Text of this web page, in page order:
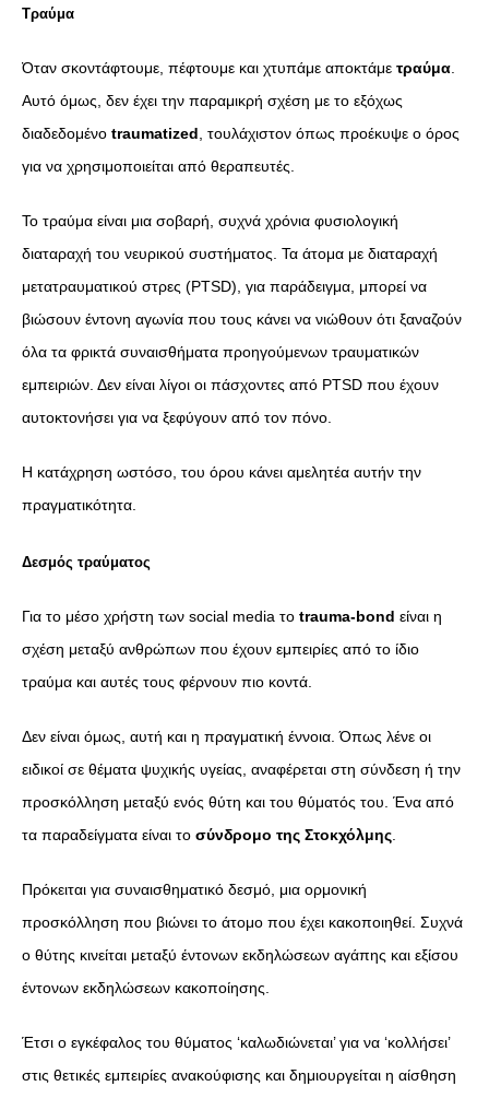
Τραύμα
Όταν σκοντάφτουμε, πέφτουμε και χτυπάμε αποκτάμε τραύμα
Αυτό όμως, δεν έχει την παραμικρή σχέση με το εξόχως
διαδεδομένο traumatized , τουλάχιστον όπως προέκυψε ο όρος
για να χρησιμοποιείται από θεραπευτές.
Το τραύμα είναι μια σοβαρή, συχνά χρόνια φυσιολογική
διαταραχή του νευρικού συστήματος. Τα άτομα με διαταραχή
μετατραυματικού στρες (PTSD), για παράδειγμα, μπορεί να
βιώσουν έντονη αγωνία που τους κάνει να νιώθουν ότι ξαναζούν
όλα τα φρικτά συναισθήματα προηγούμενων τραυματικών
εμπειριών. Δεν είναι λίγοι οι πάσχοντες από PTSD που έχουν
αυτοκτονήσει για να ξεφύγουν από τον πόνο.
Η κατάχρηση ωστόσο, του όρου κάνει αμελητέα αυτήν την
πραγματικότητα.
Δεσμός τραύματος
Για το μέσο χρήστη των social media το trauma-bond είναι η
σχέση μεταξύ ανθρώπων που έχουν εμπειρίες από το ίδιο
τραύμα και αυτές τους φέρνουν πιο κοντά.
Δεν είναι όμως, αυτή και η πραγματική έννοια. Όπως λένε οι
ειδικοί σε θέματα ψυχικής υγείας, αναφέρεται στη σύνδεση ή την
προσκόλληση μεταξύ ενός θύτη και του θύματός του. Ένα από
τα παραδείγματα είναι το σύνδρομο της Στοκχόλμης
Πρόκειται για συναισθηματικό δεσμό, μια ορμονική
προσκόλληση που βιώνει το άτομο που έχει κακοποιηθεί. Συχνά
ο θύτης κινείται μεταξύ έντονων εκδηλώσεων αγάπης και εξίσου
έντονων εκδηλώσεων κακοποίησης.
Έτσι ο εγκέφαλος του θύματος ‘καλωδιώνεται’ για να ‘κολλήσει’
στις θετικές εμπειρίες ανακούφισης και δημιουργείται η αίσθηση